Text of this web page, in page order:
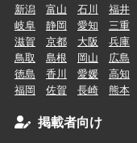
新潟
富山 石川
福井
岐阜
静岡 愛知
三重
滋賀
京都 大阪 兵庫
鳥取
島根 岡山 広島
徳島
香川 愛媛
高知
福岡
佐賀 長崎 熊本
掲載者向け